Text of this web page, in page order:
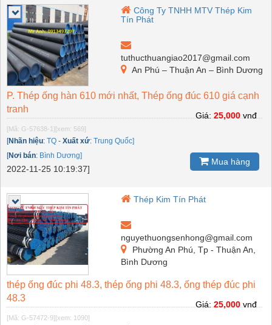
Công Ty TNHH MTV Thép Kim
Tín Phát
tuthucthuangiao2017@gmail.com
An Phú – Thuận An – Bình Dương
P. Thép ống hàn 610 mới nhất, Thép ống đúc 610 giá cạnh
tranh
[Mã: G-57638-1] [xem: 569]
[Nhãn hiệu: TQ - Xuất xứ: Trung Quốc]
[Nơi bán: Bình Dương]
2022-11-25 10:19:37]
Giá:25,000vnđ
Mua hàng
Thép Kim Tín Phát
nguyethuongsenhong@gmail.com
Phường An Phú, Tp - Thuận An,
Bình Dương
thép ống đúc phi 48.3, thép ống phi 48.3, ống thép đúc phi
48.3
[Mã: G-57472-9] [xem: 1090]
Giá:25,000vnđ